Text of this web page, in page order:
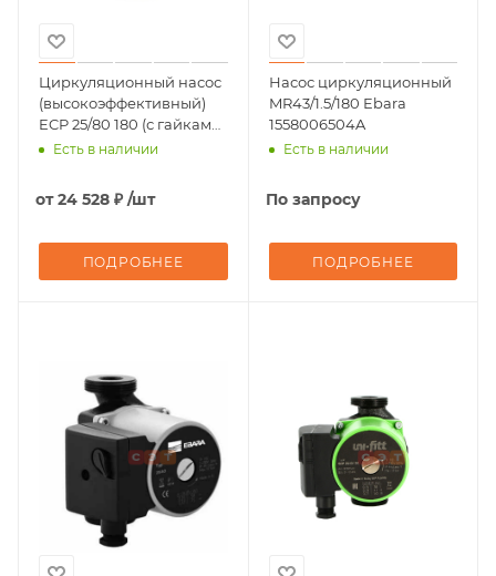
Циркуляционный насос
(высокоэффективный)
ECP 25/80 180 (с гайками)
Uni-Fitt
Есть в наличии
от24 528 ₽ /шт
ПОДРОБНЕЕ
Насос циркуляционный
MR43/1.5/180 Ebara
1558006504A
Есть в наличии
По запросу
ПОДРОБНЕЕ